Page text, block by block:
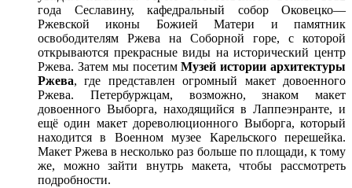
года Сеславину, кафедральный собор Оковецко—
Ржевской иконы Божией Матери и памятник
освободителям Ржева на Соборной горе, с которой
открываются прекрасные виды на исторический центр
Ржева. Затем мы посетимМузей истории архитектуры
Ржева, где представлен огромный макет довоенного
Ржева. Петербуржцам, возможно, знаком макет
довоенного Выборга, находящийся в Лаппеэнранте, и
ещё один макет дореволюционного Выборга, который
находится в Военном музее Карельского перешейка.
Макет Ржева в несколько раз больше по площади, к тому
же, можно зайти внутрь макета, чтобы рассмотреть
подробности.